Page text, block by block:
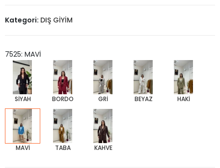
Kategori: DIŞ GİYİM
7525: MAVİ
SİYAH BORDO GRİ BEYAZ HAKİ
MAVİ TABA KAHVE